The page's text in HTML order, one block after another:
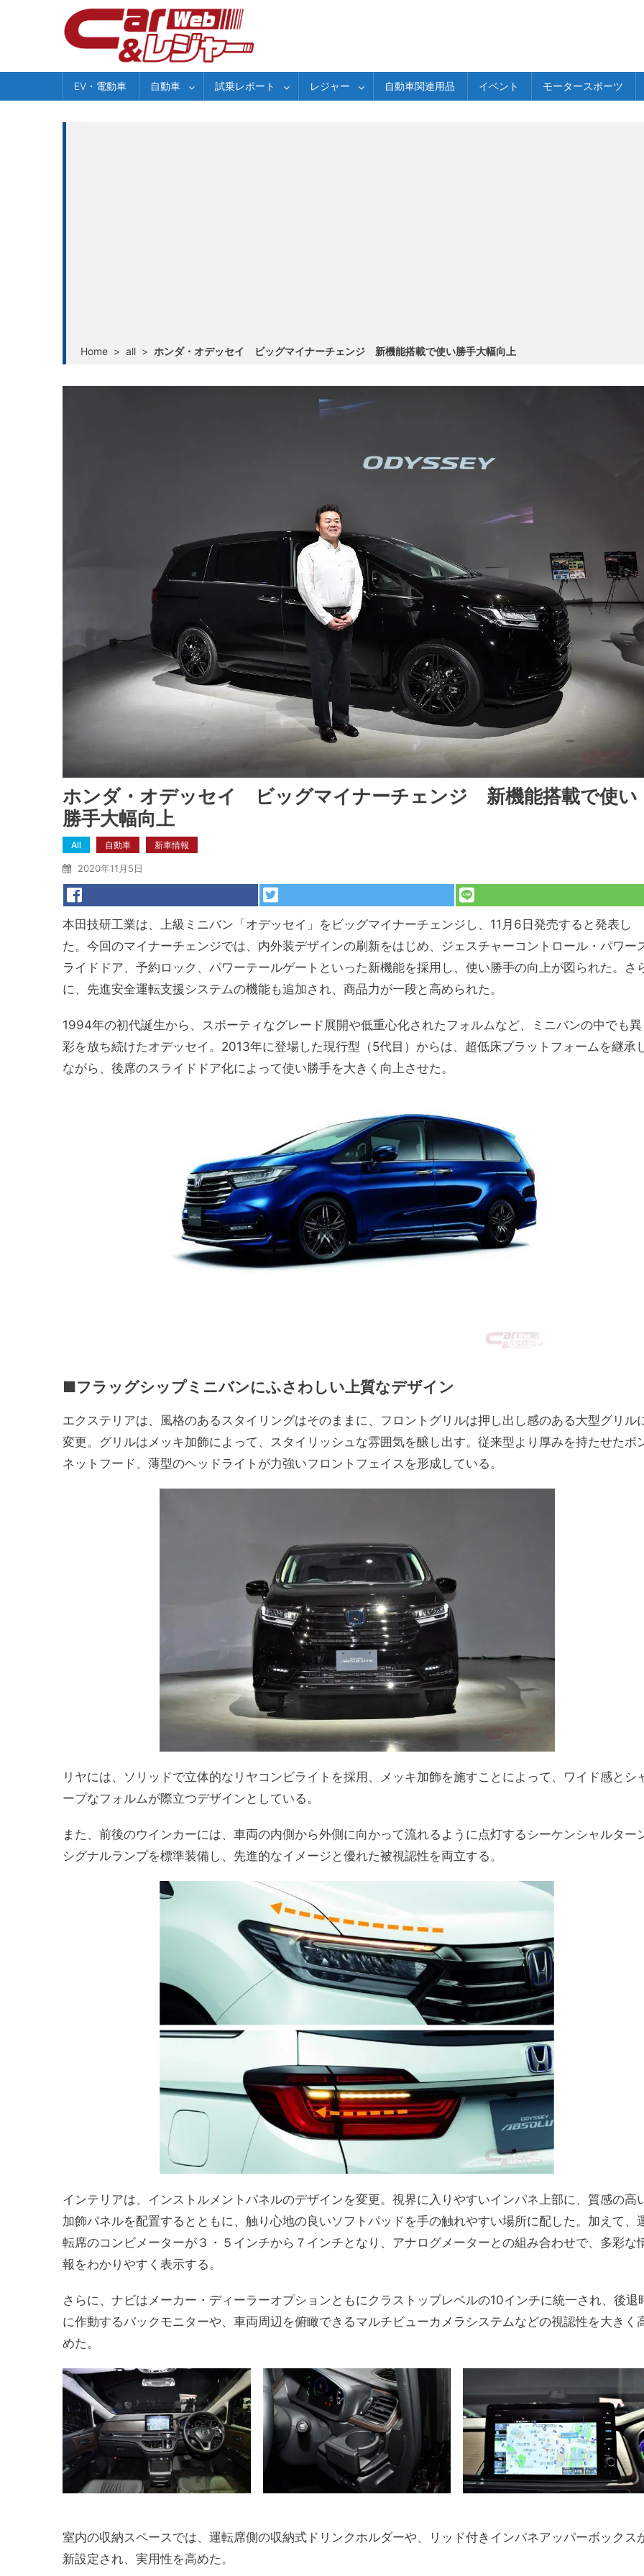
EV・電動車 自動車 試乗レポート レジャー 自動車関連用品 イベント モータースポーツ
Home > all > ホンダ・オデッセイ ビッグマイナーチェンジ 新機能搭載で使い勝手大幅向上
ホンダ・オデッセイ ビッグマイナーチェンジ 新機能搭載で使い
勝手大幅向上
All 自動車 新車情報
2020年11月5日
本田技研工業は、上級ミニバン「オデッセイ」をビッグマイナーチェンジし、11月6日発売すると発表し
た。今回のマイナーチェンジでは、内外装デザインの刷新をはじめ、ジェスチャーコントロール・パワー
ライドドア、予約ロック、パワーテールゲートといった新機能を採用し、使い勝手の向上が図られた。さ
に、先進安全運転支援システムの機能も追加され、商品力が一段と高められた。
1994年の初代誕生から、スポーティなグレード展開や低重心化されたフォルムなど、ミニバンの中でも異
彩を放ち続けたオデッセイ。2013年に登場した現行型（5代目）からは、超低床プラットフォームを継承
ながら、後席のスライドドア化によって使い勝手を大きく向上させた。
■フラッグシップミニバンにふさわしい上質なデザイン
エクステリアは、風格のあるスタイリングはそのままに、フロントグリルは押し出し感のある大型グリル
変更。グリルはメッキ加飾によって、スタイリッシュな雰囲気を醸し出す。従来型より厚みを持たせたボ
ネットフード、薄型のヘッドライトが力強いフロントフェイスを形成している。
リヤには、ソリッドで立体的なリヤコンビライトを採用、メッキ加飾を施すことによって、ワイド感とシ
ープなフォルムが際立つデザインとしている。
また、前後のウインカーには、車両の内側から外側に向かって流れるように点灯するシーケンシャルター
シグナルランプを標準装備し、先進的なイメージと優れた被視認性を両立する。
インテリアは、インストルメントパネルのデザインを変更。視界に入りやすいインパネ上部に、質感の高
加飾パネルを配置するとともに、触り心地の良いソフトパッドを手の触れやすい場所に配した。加えて、
転席のコンビメーターが３・５インチから７インチとなり、アナログメーターとの組み合わせで、多彩な
報をわかりやすく表示する。
さらに、ナビはメーカー・ディーラーオプションともにクラストップレベルの10インチに統一され、後退
に作動するバックモニターや、車両周辺を俯瞰できるマルチビューカメラシステムなどの視認性を大きく
めた。
室内の収納スペースでは、運転席側の収納式ドリンクホルダーや、リッド付きインパネアッパーボックス
新設定され、実用性を高めた。